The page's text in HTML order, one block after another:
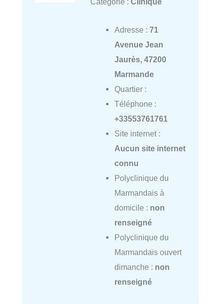
Adresse : 71
Avenue Jean
Jaurès, 47200
Marmande
Quartier :
Téléphone :
+33553761761
Site internet :
Aucun site internet
connu
Polyclinique du
Marmandais à
domicile : non
renseigné
Polyclinique du
Marmandais ouvert
dimanche : non
renseigné